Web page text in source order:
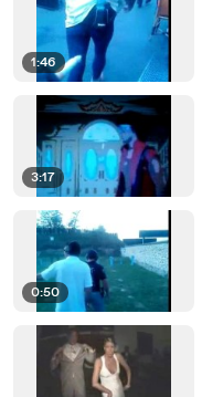
1:46
3:17
0:50